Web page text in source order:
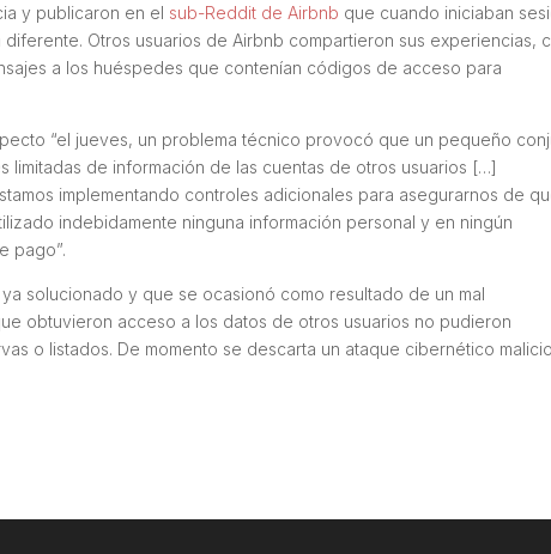
y publicaron en el sub-Reddit de Airbnb que cuando iniciaban
Otros usuarios de Airbnb compartieron sus experiencias,
a los huéspedes que contenían códigos de acceso para
“el jueves, un problema técnico provocó que un pequeño
limitadas de información de las cuentas de otros usuarios […]
implementando controles adicionales para asegurarnos de
indebidamente ninguna información personal y en ningún
pago”.
solucionado y que se ocasionó como resultado de un mal
obtuvieron acceso a los datos de otros usuarios no pudieron
o listados. De momento se descarta un ataque cibernético